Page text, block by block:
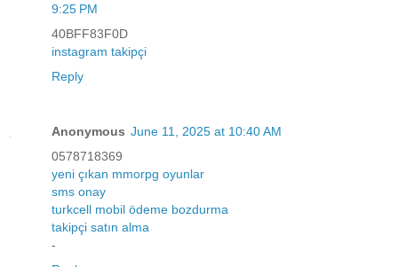
9:25 PM
40BFF83F0D
instagram takipçi
Reply
Anonymous June 11, 2025 at 10:40 AM
0578718369
yeni çıkan mmorpg oyunlar
sms onay
turkcell mobil ödeme bozdurma
takipçi satın alma
-